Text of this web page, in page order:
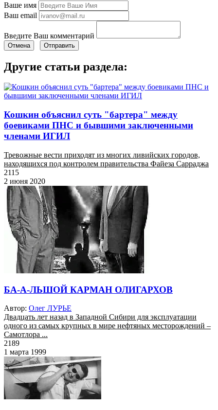
Ваше имя
Ваш email
Введите Ваш комментарий
Отмена Отправить
Другие статьи раздела:
Кошкин объяснил суть "бартера" между
боевиками ПНС и бывшими заключенными
членами ИГИЛ
Тревожные вести приходят из многих ливийских городов,
находящихся под контролем правительства Файеза Сарраджа
2115
2 июня 2020
БА-А-ЛЬШОЙ КАРМАН ОЛИГАРХОВ
Автор: Олег ЛУРЬЕ
Двадцать лет назад в Западной Сибири для эксплуатации
одного из самых крупных в мире нефтяных месторождений –
Самотлора ...
2189
1 марта 1999